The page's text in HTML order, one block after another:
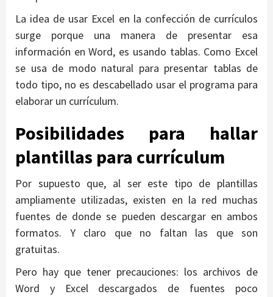
La idea de usar Excel en la confección de currículos
surge porque una manera de presentar esa
información en Word, es usando tablas. Como Excel
se usa de modo natural para presentar tablas de
todo tipo, no es descabellado usar el programa para
elaborar un currículum.
Posibilidades para hallar
plantillas para currículum
Por supuesto que, al ser este tipo de plantillas
ampliamente utilizadas, existen en la red muchas
fuentes de donde se pueden descargar en ambos
formatos. Y claro que no faltan las que son
gratuitas.
Pero hay que tener precauciones: los archivos de
Word y Excel descargados de fuentes poco